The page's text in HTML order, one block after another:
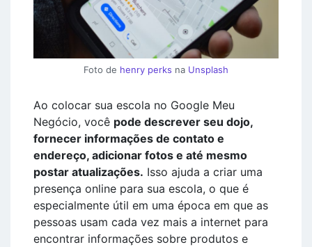
Foto de henry perks na Unsplash
Ao colocar sua escola no Google Meu
Negócio, você pode descrever seu dojo,
fornecer informações de contato e
endereço, adicionar fotos e até mesmo
postar atualizações. Isso ajuda a criar uma
presença online para sua escola, o que é
especialmente útil em uma época em que as
pessoas usam cada vez mais a internet para
encontrar informações sobre produtos e